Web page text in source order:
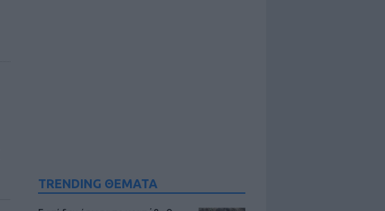
TRENDING ΘΕΜΑΤΑ